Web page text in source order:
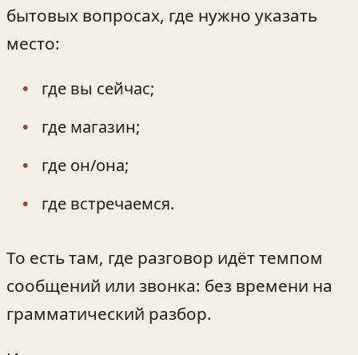
бытовых вопросах, где нужно указать
место:
где вы сейчас;
где магазин;
где он/она;
где встречаемся.
То есть там, где разговор идёт темпом
сообщений или звонка: без времени на
грамматический разбор.